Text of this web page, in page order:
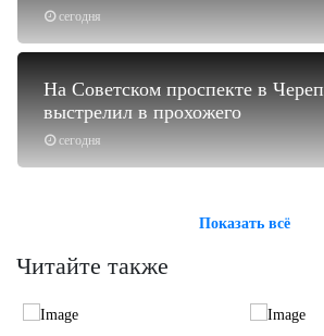
сегодня
сегодня
На Советском проспекте в
выстрелил в прохожего
Показать всё
Читайте также